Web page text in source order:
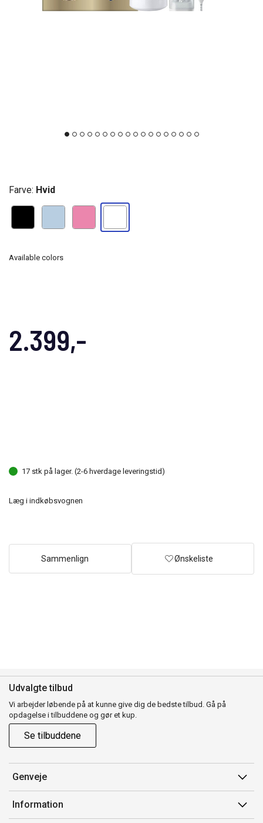
2.399,-
Farve: Hvid
Available colors
17 stk på lager. (2-6 hverdage leveringstid)
Læg i indkøbsvognen
Sammenlign Ønskeliste
Udvalgte tilbud
Vi arbejder løbende på at kunne give dig de bedste tilbud. Gå på
opdagelse i tilbuddene og gør et kup.
Se tilbuddene
Genveje
Min side
Ordrehistorik
Information